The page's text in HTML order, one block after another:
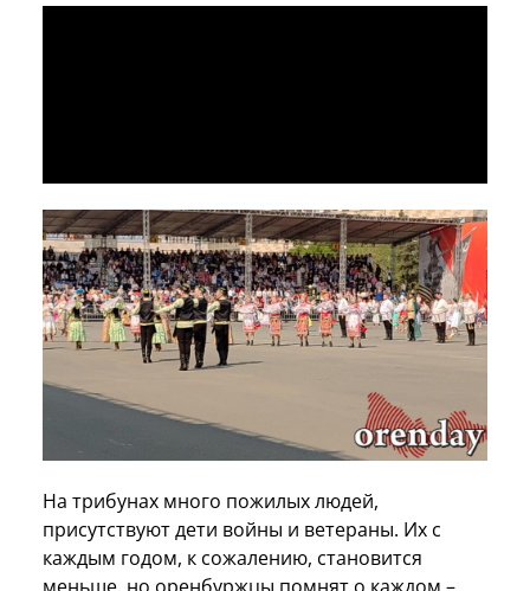
На трибунах много пожилых людей,
присутствуют дети войны и ветераны. Их с
каждым годом, к сожалению, становится